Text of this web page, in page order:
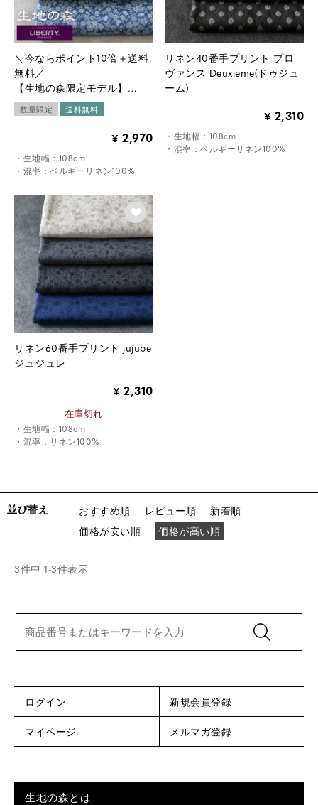
＼今ならポイント10倍＋送料
無料／
【生地の森限定モデル】
リバティプリントリネン エデ
ィナム・シャドウ
数量限定 送料無料
¥ 2,970
・生地幅：108cm
・混率：ベルギーリネン100%
リネン40番手プリント プロ
ヴァンス Deuxieme(ドゥジュ
ーム)
¥ 2,310
・生地幅：108cm
・混率：ベルギーリネン100%
リネン60番手プリント jujube
ジュジュレ
¥ 2,310
在庫切れ
・生地幅：108cm
・混率：リネン100%
並び替え おすすめ順 レビュー順
新着順
価格が安い順
価格が高い順
3件中 1-3件表示
ログイン 新規会員登録
マイページ メルマガ登録
生地の森とは